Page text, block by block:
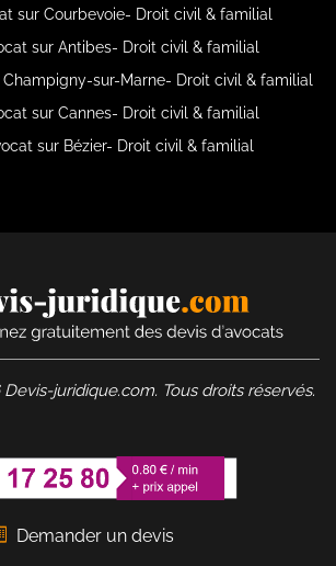
sur Courbevoie- Droit civil & familial
sur Antibes- Droit civil & familial
sur-Marne- Droit civil & familial
sur Cannes- Droit civil & familial
sur Bézier- Droit civil & familial
juridique.com. Tous droits réservés.
Demander un devis